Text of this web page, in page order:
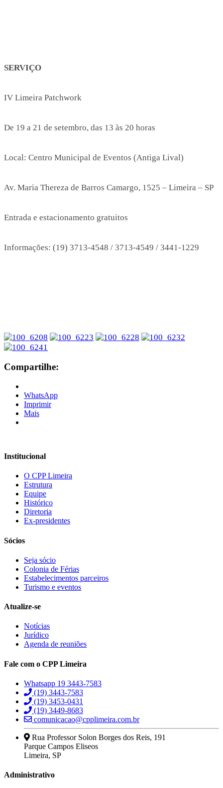
SERVIÇO
IV Limeira Patchwork
De 19 a 21 de setembro, das 13 às 20 horas
Local: Centro Municipal de Eventos (Antiga Lival)
Av. Maria Thereza de Barros Camargo, 1525 – Limeira – SP
Entrada e estacionamento gratuitos
Informações: (19) 3713-4548 / 3713-4549 / 3441-1229
Compartilhe:
WhatsApp
Imprimir
Mais
Institucional
O CPP Limeira
Estrutura
Equipe
Histórico
Diretoria
Ex-presidentes
Sócios
Seja sócio
Colonia de Férias
Estabelecimentos parceiros
Turismo e eventos
Atualize-se
Notícias
Jurídico
Agenda de reuniões
Fale com o CPP Limeira
Whatsapp 19 3443-7583
(19) 3443-7583
(19) 3453-0431
(19) 3449-8683
comunicacao@cpplimeira.com.br
Rua Professor Solon Borges dos Reis, 191
Parque Campos Eliseos
Limeira, SP
Administrativo